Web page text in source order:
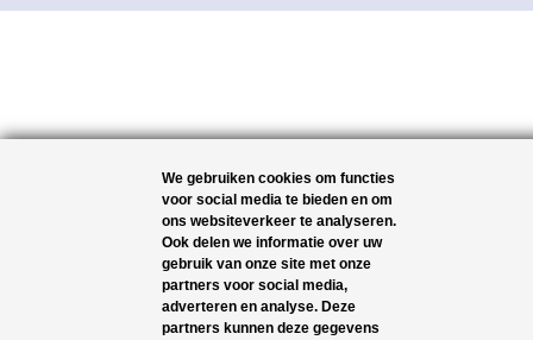
We gebruiken cookies om functies
voor social media te bieden en om
ons websiteverkeer te analyseren.
Ook delen we informatie over uw
gebruik van onze site met onze
partners voor social media,
adverteren en analyse. Deze
partners kunnen deze gegevens